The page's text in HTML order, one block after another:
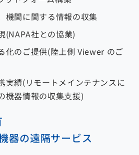
機関に関する情報の収集
(NAPA社との協業)
化のご提供(陸上側 Viewer のご
実績(リモートメインテナンスに
機器情報の収集支援)
器の遠隔サービス